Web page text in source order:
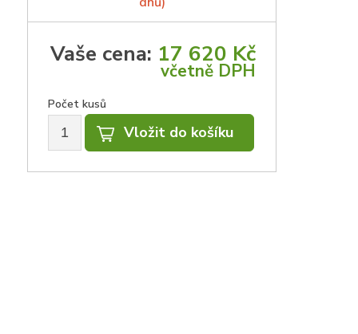
Vaše cena: 17 620 Kč
včetně DPH
Počet kusů